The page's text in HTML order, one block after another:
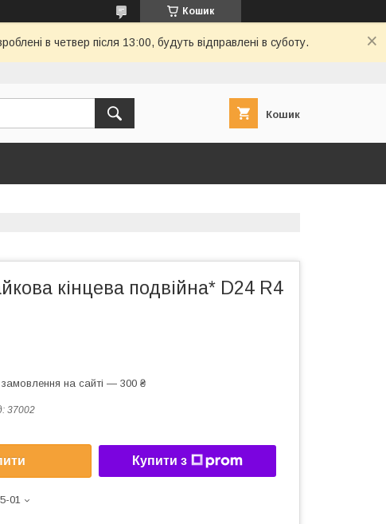
Кошик
в четвер після 13:00, будуть відправлені в суботу.
Кошик
кінцева подвійна* D24 R4
на сайті — 300 ₴
37002
Купити з
01